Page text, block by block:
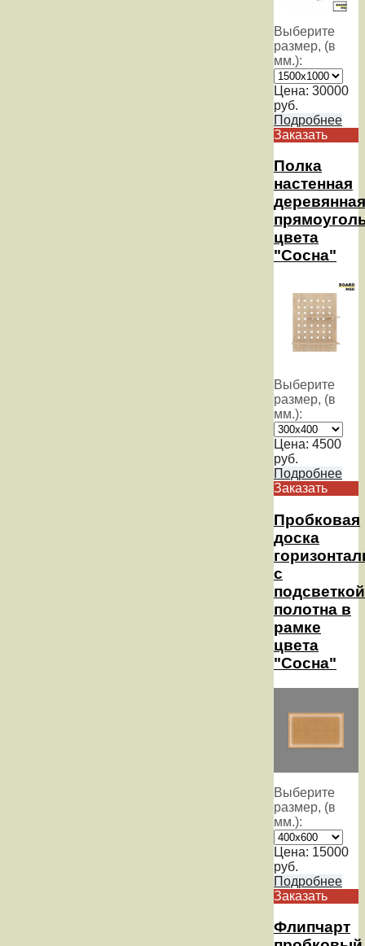
Выберите
размер, (в
мм.):
Цена: 30000
руб.
Подробнее
Заказать
Полка
настенная
деревянная
цвета
"Сосна"
Выберите
размер, (в
мм.):
Цена: 4500
руб.
Подробнее
Заказать
Пробковая
доска
с
подсветкой
полотна в
рамке
цвета
"Сосна"
Выберите
размер, (в
мм.):
Цена: 15000
руб.
Подробнее
Заказать
Флипчарт